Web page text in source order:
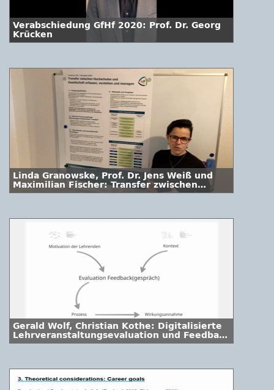
Verabschiedung GfHf 2020: Prof. Dr. Georg
Krücken
Linda Granowske, Prof. Dr. Jens Weiß und
Maximilian Fischer: Transfer zwischen
Hochschulen und Gesellschaft erfassen,
Gerald Wolf, Christian Kothe: Digitalisierte
Lehrveranstaltungsevaluation und Feedback
- Perspektiven von Lehrenden und